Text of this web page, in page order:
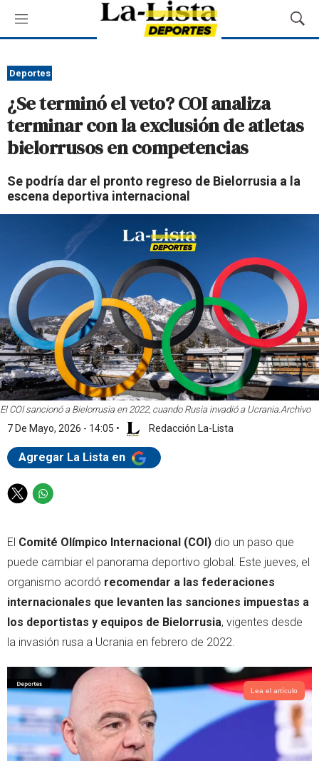
M
e
ú
M
o
B
q
u
Deportes
¿Se terminó el veto? COI analiza
terminar con la exclusión de atletas
bielorrusos en competencias
Se podría dar el pronto regreso de Bielorrusia a la
escena deportiva internacional
El COI sancionó a Bielorrusia en 2022, cuando Rusia invadió a Ucrania.Archivo
7 De Mayo, 2026 - 14:05 • Redacción La-Lista
Agregar La Lista en
T
t
t
r
W
t
s
p
p
El Comité Olímpico Internacional (COI) dio un paso que
puede cambiar el panorama deportivo global. Este jueves, el
organismo acordó recomendar a las federaciones
internacionales que levanten las sanciones impuestas a
los deportistas y equipos de Bielorrusia, vigentes desde
la invasión rusa a Ucrania en febrero de 2022.
Lea el artículo